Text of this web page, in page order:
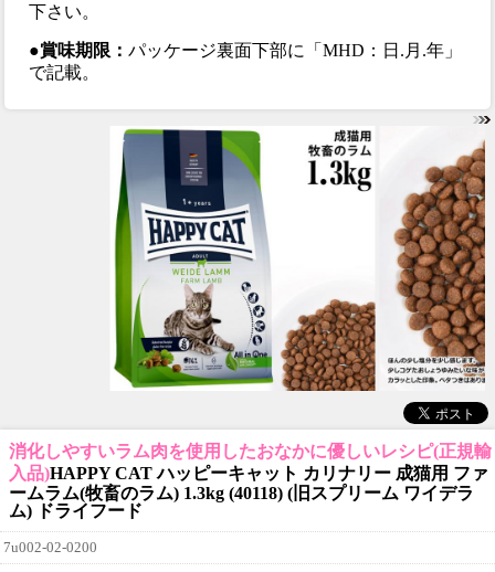
下さい。
●賞味期限：パッケージ裏面下部に「MHD：日.月.年」
で記載。
消化しやすいラム肉を使用したおなかに優しいレシピ(正規輸
入品)HAPPY CAT ハッピーキャット カリナリー 成猫用 ファ
ームラム(牧畜のラム) 1.3kg (40118) (旧スプリーム ワイデラ
ム) ドライフード
7u002-02-0200